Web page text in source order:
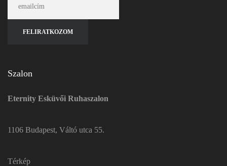
Szalon
Eternity Esküvői Ruhaszalon
1106 Budapest, Váltó utca 55.
Térkép